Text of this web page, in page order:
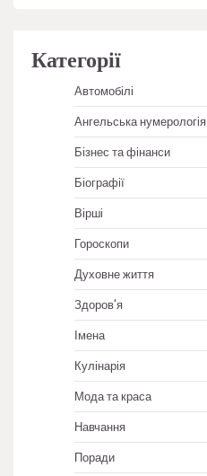
Категорії
Автомобілі
Ангельська нумерологія
Бізнес та фінанси
Біографії
Вірші
Гороскопи
Духовне життя
Здоров'я
Імена
Кулінарія
Мода та краса
Навчання
Поради